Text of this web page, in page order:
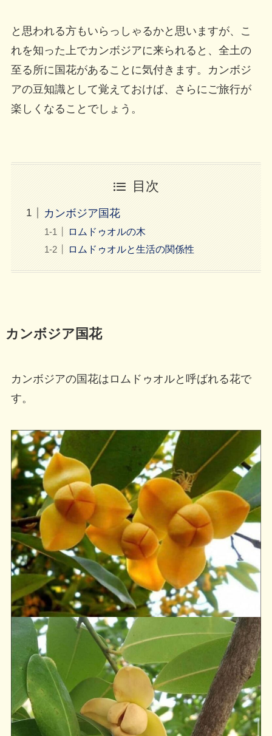
と思われる方もいらっしゃるかと思いますが、こ
れを知った上でカンボジアに来られると、全土の
至る所に国花があることに気付きます。カンボジ
アの豆知識として覚えておけば、さらにご旅行が
楽しくなることでしょう。
目次
カンボジア国花
ロムドゥオルの木
ロムドゥオルと生活の関係性
カンボジア国花
カンボジアの国花はロムドゥオルと呼ばれる花で
す。